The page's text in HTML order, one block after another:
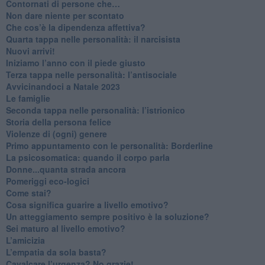
Contornati di persone che…
Non dare niente per scontato
Che cos’è la dipendenza affettiva?
Quarta tappa nelle personalità: il narcisista
​Nuovi arrivi!
​Iniziamo l’anno con il piede giusto
​Terza tappa nelle personalità: l’antisociale
​Avvicinandoci a Natale 2023
Le famiglie
Seconda tappa nelle personalità: l’istrionico
​Storia della persona felice
Violenze di (ogni) genere
​Primo appuntamento con le personalità: Borderline
La psicosomatica: quando il corpo parla
Donne...quanta strada ancora
​Pomeriggi eco-logici
​Come stai?
Cosa significa guarire a livello emotivo?
​Un atteggiamento sempre positivo è la soluzione?
​Sei maturo al livello emotivo?
​L’amicizia
​L’empatia da sola basta?